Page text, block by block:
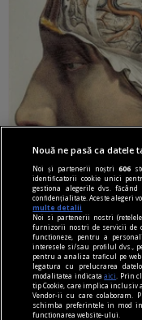
piese de schimb
Despre viața
ă mă salvez în
domnule,
sau teologie? În
ferește!
Nouă ne pasă ca datele
Noi și partenerii noștri606
identificatorii cookie unici
gestiona alegerile dvs.
confidențialitate. Aceste alegeri
multe detalii
Noi si partenerii nostri
furnizorii nostri de servicii de
functioneze, pentru a
interesele si/sau profilul dvs.,
pentru a analiza traficul pe
legatura cu prelucrarea
modalitatea indicataaici
. Prin
tip Cookie, care implica inclusiv
Vendor-ii cu care colaboram.
schimba preferintele in mod
functionarea website-ului.